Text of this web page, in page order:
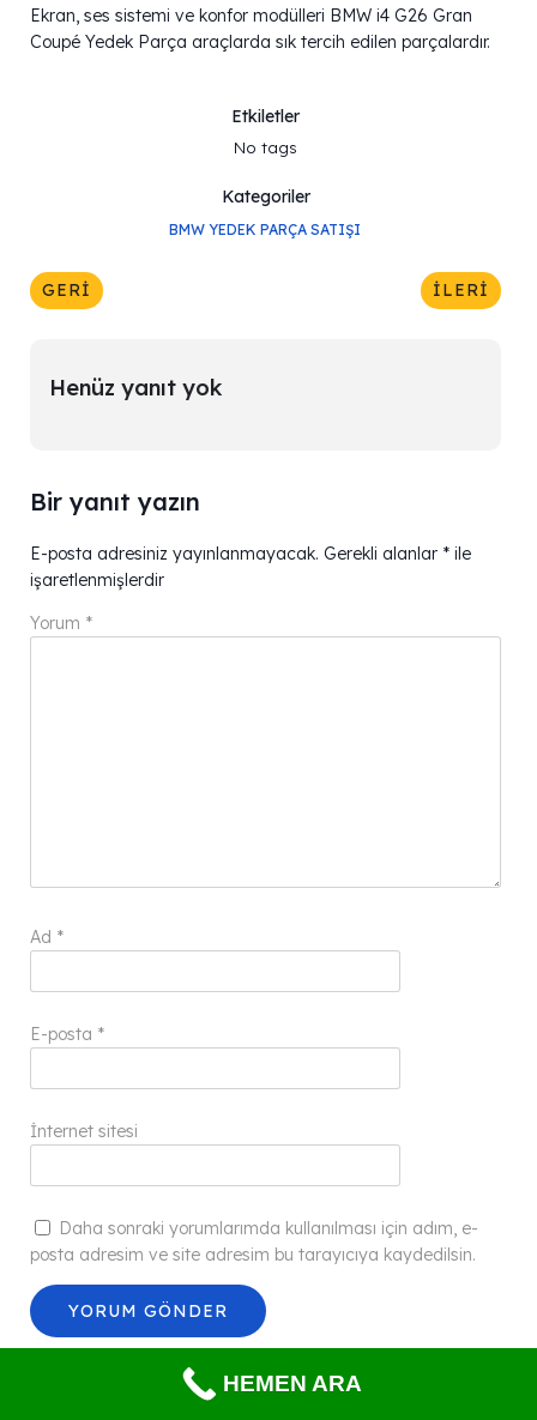
Ekran, ses sistemi ve konfor modülleri BMW i4 G26 Gran
Coupé Yedek Parça araçlarda sık tercih edilen parçalardır.
Etkiletler
No tags
Kategoriler
BMW YEDEK PARÇA SATIŞI
GERI İLERI
Henüz yanıt yok
Bir yanıt yazın
E-posta adresiniz yayınlanmayacak. Gerekli alanlar * ile
işaretlenmişlerdir
Yorum *
Ad *
E-posta *
İnternet sitesi
Daha sonraki yorumlarımda kullanılması için adım, e-
posta adresim ve site adresim bu tarayıcıya kaydedilsin.
HEMEN ARA